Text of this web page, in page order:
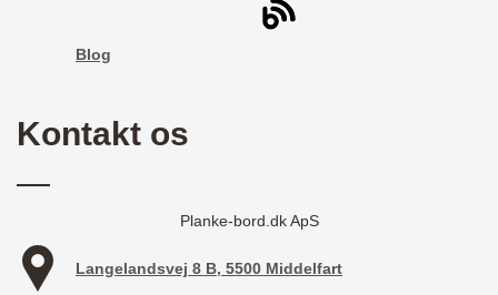
Blog
Kontakt os
Planke-bord.dk ApS
Langelandsvej 8 B, 5500 Middelfart